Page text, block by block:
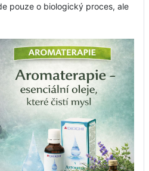
pouze o biologický proces, ale